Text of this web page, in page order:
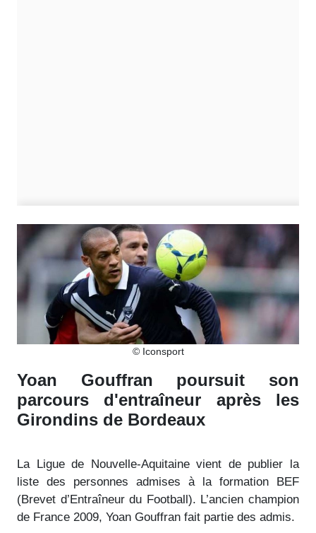
© Iconsport
Yoan Gouffran poursuit son
parcours d'entraîneur après les
Girondins de Bordeaux
La Ligue de Nouvelle-Aquitaine vient de publier la
liste des personnes admises à la formation BEF
(Brevet d’Entraîneur du Football). L’ancien champion
de France 2009, Yoan Gouffran fait partie des admis.